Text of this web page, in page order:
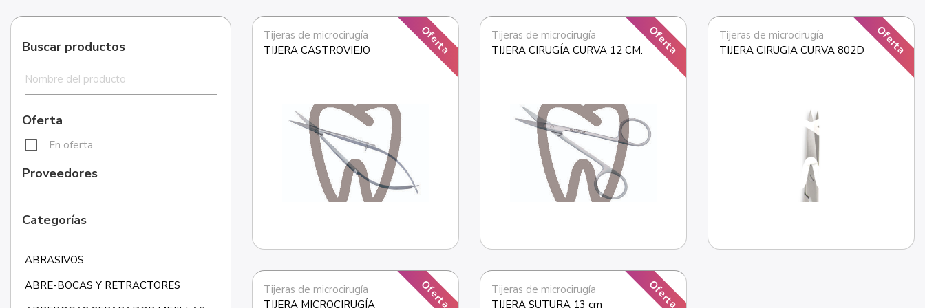
Buscar productos
Oferta
En oferta
Proveedores
Categorías
ABRASIVOS
ABRE-BOCAS Y RETRACTORES
Oferta
Tijeras de microcirugía
TIJERA CASTROVIEJO
Oferta
Tijeras de microcirugía
TIJERA CIRUGÍA CURVA 12 CM.
Oferta
Tijeras de microcirugía
TIJERA CIRUGIA CURVA 802D
Oferta
Tijeras de microcirugía
TIJERA MICROCIRUGÍA
Oferta
Tijeras de microcirugía
TIJERA SUTURA 13 cm